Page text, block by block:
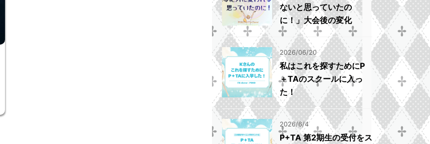
ないと思っていたの
に！」大会後の変化
2026/06/20
私はこれを探すためにP
＋TAのスクールに入っ
た！
2026/6/4
P+TA 第2期生の受付をス